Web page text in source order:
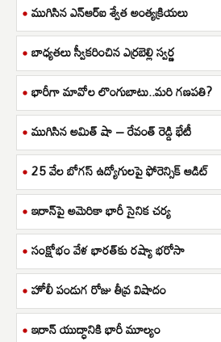
ముగిసిన ఎన్ఆర్ఐ శ్వేత అంత్యక్రియలు
బాధ్యతలు స్వీకరించిన ఎర్రబెల్లి స్వర్ణ
భారీగా మావోల లొంగుబాటు..మరి గణపతి?
ముగిసిన అమిత్ షా – రేవంత్ రెడ్డి భేటీ
25 వేల బోగస్ ఉద్యోగులపై ఫోరెన్సిక్ ఆడిట్
ఇరాన్‌పై అమెరికా భారీ సైనిక చర్య
సంక్షోభం వేళ భారత్‌కు రష్యా భరోసా
హోలీ పండుగ రోజు తీవ్ర విషాదం
ఇరాన్ యుద్ధానికి భారీ మూల్యం